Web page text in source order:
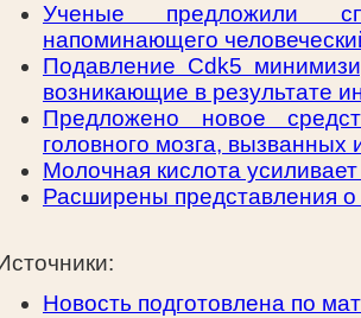
Ученые предложили
напоминающего
Подавление Cdk5
возникающие в результате
Предложено новое
головного мозга, вызванных
Молочная кислота
Расширены представления о
Новость подготовлена по